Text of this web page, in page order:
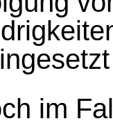
im